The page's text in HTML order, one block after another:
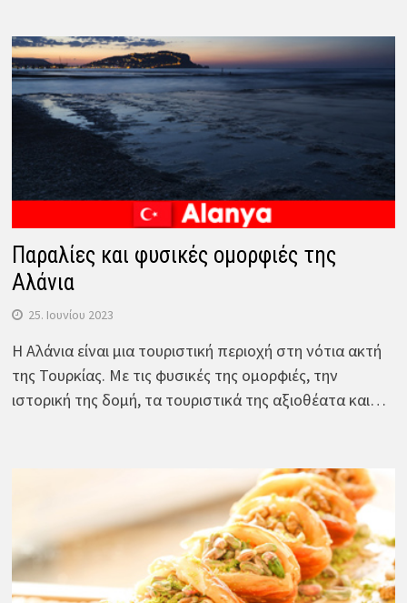
Παραλίες και φυσικές ομορφιές της
Αλάνια
25. Ιουνίου 2023
Η Αλάνια είναι μια τουριστική περιοχή στη νότια ακτή
της Τουρκίας. Με τις φυσικές της ομορφιές, την
ιστορική της δομή, τα τουριστικά της αξιοθέατα και…